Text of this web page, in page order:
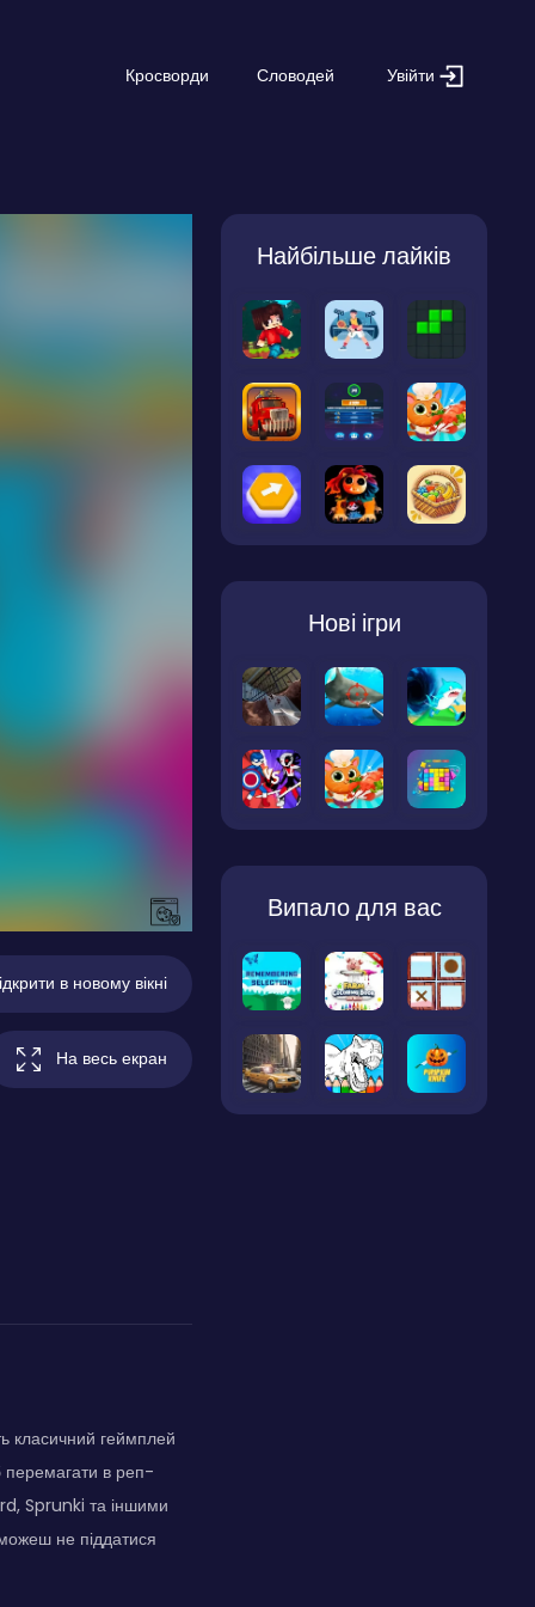
Кросворди Словодей Увійти
в новому вікні
На весь екран
класичний геймплей
перемагати в реп-
Sprunki та іншими
не піддатися
Найбільше лайків
Нові ігри
Випало для вас